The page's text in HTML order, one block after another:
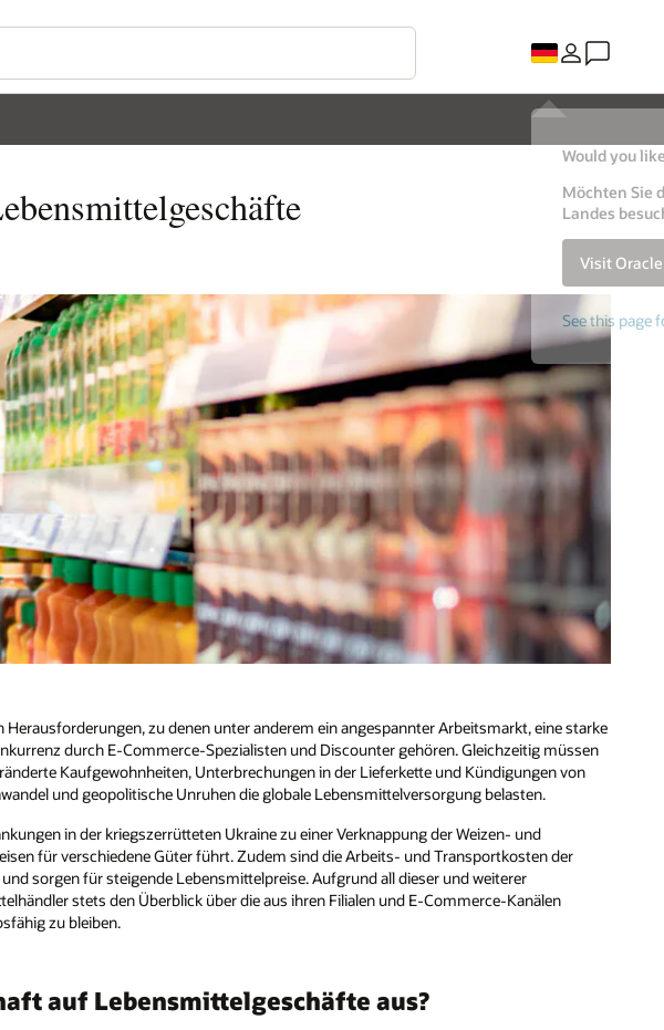
Would you
Möchten Sie
Landes
Visit
See this page
zu denen unter anderem ein angespannter Arbeitsmarkt, eine starke
durch E-Commerce-Spezialisten und Discounter gehören. Gleichzeitig müssen
Kaufgewohnheiten, Unterbrechungen in der Lieferkette und Kündigungen von
und geopolitische Unruhen die globale Lebensmittelversorgung belasten.
in der kriegszerrütteten Ukraine zu einer Verknappung der Weizen- und
für verschiedene Güter führt. Zudem sind die Arbeits- und Transportkosten der
sorgen für steigende Lebensmittelpreise. Aufgrund all dieser und weiterer
stets den Überblick über die aus ihren Filialen und E-Commerce-Kanälen
zu bleiben.
auf Lebensmittelgeschäfte aus?